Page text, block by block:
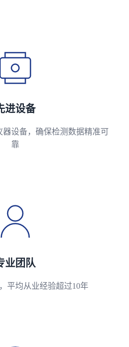
进设备
器设备，确保检测数据精准可
靠
业团队
平均从业经验超过10年